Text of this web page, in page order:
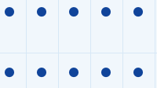
● ● ● ● ●
● ● ● ● ●